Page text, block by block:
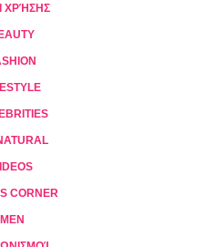
ΧΡΉΣΗΣ
CORNER
MEN